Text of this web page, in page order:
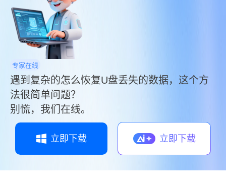
专家在线
遇到复杂的怎么恢复U盘丢失的数据，这个方
法很简单问题？
别慌，我们在线。
立即下载 立即下载